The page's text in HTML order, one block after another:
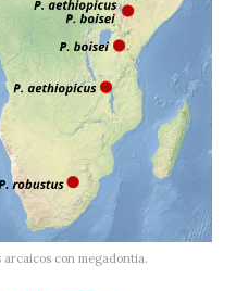
arcaicos con megadontia.